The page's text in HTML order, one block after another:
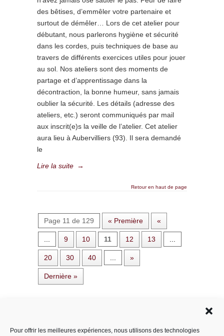
Pour offrir les meilleures expériences, nous utilisons des technologies
des bêtises, d’emmêler votre partenaire et
surtout de démêler… Lors de cet atelier pour
débutant, nous parlerons hygiène et sécurité
dans les cordes, puis techniques de base au
travers de différents exercices utiles pour jouer
au sol. Nos ateliers sont des moments de
partage et d’apprentissage dans la
décontraction, la bonne humeur, sans jamais
oublier la sécurité. Les détails (adresse des
ateliers, etc.) seront communiqués par mail
aux inscrit(e)s la veille de l’atelier. Cet atelier
aura lieu à Aubervilliers (93). Il sera demandé
le
Lire la suite →
Retour en haut de page
Page 11 de 129 « Première «
9 10 11 12 13
20 30 40 »
Dernière »